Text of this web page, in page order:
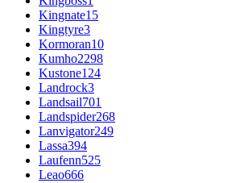
Kingnate15
Kingtyre3
Kormoran10
Kumho2298
Kustone124
Landrock3
Landsail701
Landspider268
Lanvigator249
Lassa394
Laufenn525
Leao666